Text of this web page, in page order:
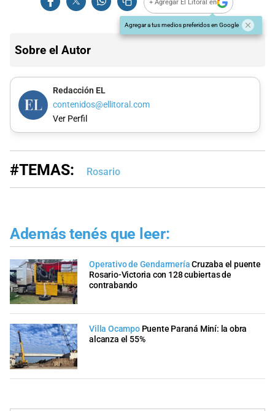
+ Agregar El Litoral en
Agregar a tus medios preferidos en Google
Sobre el Autor
Redacción EL
contenidos@ellitoral.com
Ver Perfil
#TEMAS: Rosario
Además tenés que leer:
Operativo de GendarmeríaCruzaba el puente
Rosario-Victoria con 128 cubiertas de
contrabando
Villa Ocampo Puente Paraná Miní: la obra
alcanza el 55%